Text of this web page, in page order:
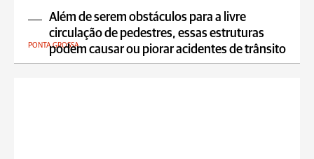
Além de serem obstáculos para a livre
circulação de pedestres, essas estruturas
podem causar ou piorar acidentes de trânsito
PONTA GROSSA